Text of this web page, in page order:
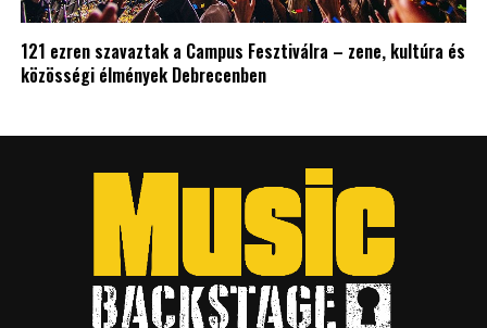
121 ezren szavaztak a Campus Fesztiválra – zene, kultúra és
közösségi élmények Debrecenben